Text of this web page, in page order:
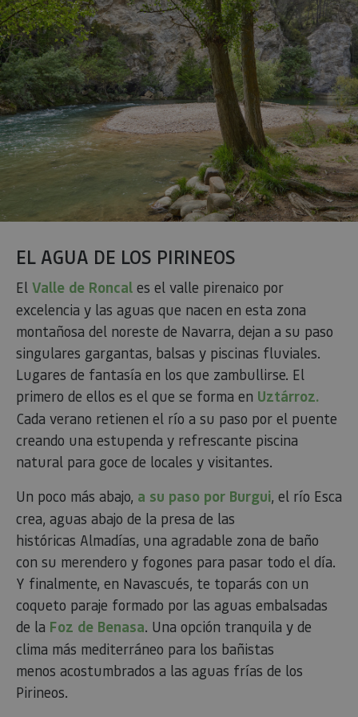
EL AGUA DE LOS PIRINEOS
El Valle de Roncal es el valle pirenaico por
excelencia y las aguas que nacen en esta zona
montañosa del noreste de Navarra, dejan a su paso
singulares gargantas, balsas y piscinas fluviales.
Lugares de fantasía en los que zambullirse. El
primero de ellos es el que se forma en Uztárroz.
Cada verano retienen el río a su paso por el puente
creando una estupenda y refrescante piscina
natural para goce de locales y visitantes.
Un poco más abajo, a su paso por Burgui, el río Esca
crea, aguas abajo de la presa de las
históricas Almadías, una agradable zona de baño
con su merendero y fogones para pasar todo el día.
Y finalmente, en Navascués, te toparás con un
coqueto paraje formado por las aguas embalsadas
de la Foz de Benasa. Una opción tranquila y de
clima más mediterráneo para los bañistas
menos acostumbrados a las aguas frías de los
Pirineos.
de
los
Es
que
de
JSESSIONID
Oracle
Corporation
www.visitnavarra.es
Sesión
en
COOKIE_SUPPORT
www.visitnavarra.es
Dominio
C
Adform
.adform.net
visitas y
sobre
_ga
Google LLC
1 año 1 mes
Nombre
Proveedor
/Dominio
Vencimiento Descripción
.adform.net
proporciona
identificación
generada por
máquina y
asignada de
forma única
y recopila
datos sobre
la actividad
en el sitio
web. Estos
Nombre
Proveedor/
GUEST_LANGUAGE_ID .visitnavarra.es 1 año
Esta
Nombre
Proveedor
Dominio
_hjSession_3655069 .visitnavarra.es
30 minutos
LFR_SESSION_STATE_8191652
www.visitnavarra.es
GN
www.visitnavarra.es
_hjSessionUser_3655069
.visitnavarra.es
1 año
Event3PvTriggered
.visitnavarra.es
Política
de Privacidad de Google